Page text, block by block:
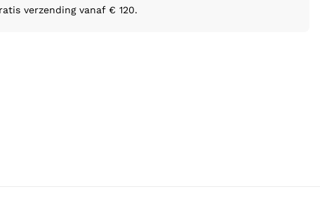
verzending vanaf € 120.